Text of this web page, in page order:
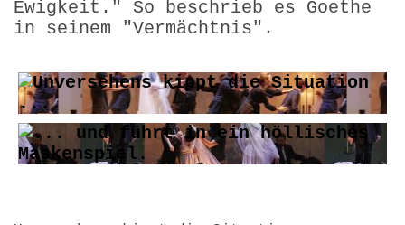
Ewigkeit." So beschrieb es Goethe
in seinem "Vermächtnis".